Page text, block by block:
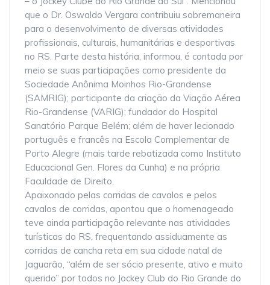
que o Dr. Oswaldo Vergara contribuiu sobremaneira
para o desenvolvimento de diversas atividades
profissionais, culturais, humanitárias e desportivas
no RS. Parte desta história, informou, é contada por
meio se suas participações como presidente da
Sociedade Anônima Moinhos Rio-Grandense
(SAMRIG); participante da criação da Viação Aérea
Rio-Grandense (VARIG); fundador do Hospital
Sanatório Parque Belém; além de haver lecionado
português e francês na Escola Complementar de
Porto Alegre (mais tarde rebatizada como Instituto
Educacional Gen. Flores da Cunha) e na própria
Faculdade de Direito.
Apaixonado pelas corridas de cavalos e pelos
cavalos de corridas, apontou que o homenageado
teve ainda participação relevante nas atividades
turísticas do RS, frequentando assiduamente as
corridas de cancha reta em sua cidade natal de
Jaguarão, “além de ser sócio presente, ativo e muito
querido” por todos no Jockey Club do Rio Grande do